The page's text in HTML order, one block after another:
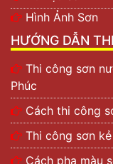
Hình Ảnh Sơn
HƯỚNG DẪN
Thi công sơn
Phúc
Cách thi công
Thi công sơn
Cách pha màu